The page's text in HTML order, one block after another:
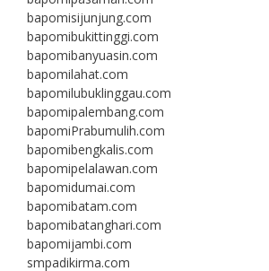
bapomisijunjung.com
bapomibukittinggi.com
bapomibanyuasin.com
bapomilahat.com
bapomilubuklinggau.com
bapomipalembang.com
bapomiPrabumulih.com
bapomibengkalis.com
bapomipelalawan.com
bapomidumai.com
bapomibatam.com
bapomibatanghari.com
bapomijambi.com
smpadikirma.com